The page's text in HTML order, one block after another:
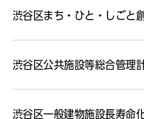
渋谷区まち・ひと・しごと
渋谷区公共施設等総合管理
渋谷区一般建物施設長寿命